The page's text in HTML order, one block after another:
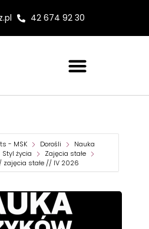
42 674 92 30
- MSK Dorośli
Nauka
Styl życia
Zajęcia stałe
zajęcia stałe // IV 2026